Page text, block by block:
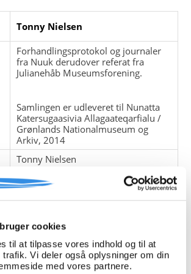
cookies
til at tilpasse vores indhold og til at
Vi deler også oplysninger om din
med vores partnere.
Tonny Nielsen
Forhandlingsprotokol og journaler
fra Nuuk derudover referat fra
Julianehåb Museumsforening.
Samlingen er udleveret til Nunatta
Katersugaasivia Allagaateqarfialu /
Grønlands Nationalmuseum og
Arkiv, 2014
Tonny Nielsen